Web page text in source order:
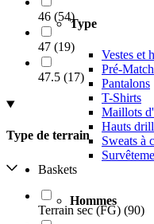
Type
Vestes et
Pré-Match
Pantalons
T-Shirts
Maillots
Hauts drill
Sweats à
Baskets
Hommes
46 (54)
47 (19)
47.5 (17)
Type de terrain
Terrain sec (FG) (90)